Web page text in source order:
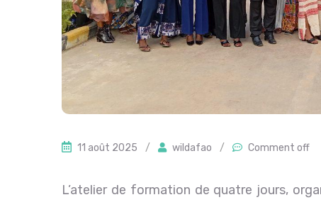
11 août 2025 / wildafao / Comment off
L’atelier de formation de quatre jours,